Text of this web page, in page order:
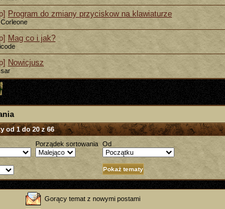
Program do zmiany przyciskow na klawiaturze
Mag co i jak?
Nowicjusz
od 1 do 20 z 66
Porządek sortowania Od
Gorący temat z nowymi postami